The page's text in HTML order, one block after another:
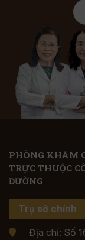
PHÒNG KHÁM
TRỰC THUỘC
ĐƯỜNG
Trụ sở chính
Địa chỉ: Số